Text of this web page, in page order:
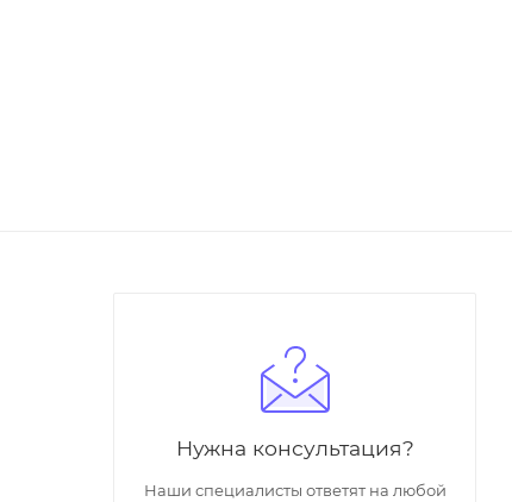
Нужна консультация?
Наши специалисты ответят на любой